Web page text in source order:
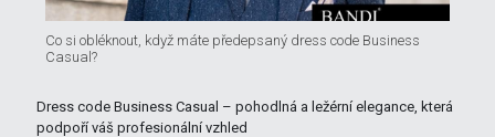
Co si obléknout, když máte předepsaný dress code Business
Casual?
Dress code Business Casual – pohodlná a ležérní elegance, která
podpoří váš profesionální vzhled